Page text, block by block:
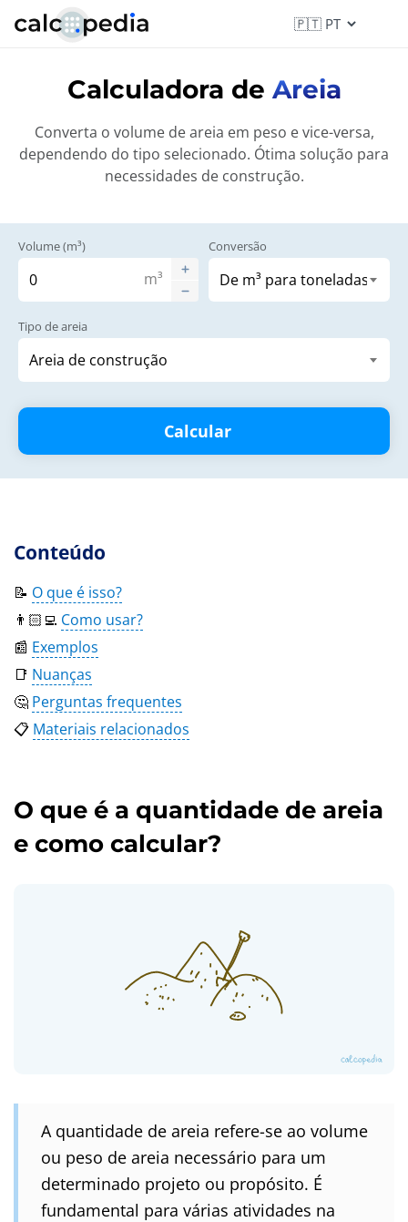
Calculadora de Areia
Converta o volume de areia em peso e vice-versa,
dependendo do tipo selecionado. Ótima solução para
necessidades de construção.
Volume (m³)
m³
Conversão
Tipo de areia
Calcular
Conteúdo
📝 O que é isso?
👨🏻‍💻 Como usar?
📰 Exemplos
📑 Nuanças
🤔 Perguntas frequentes
📋 Materiais relacionados
O que é a quantidade de areia
e como calcular?
A quantidade de areia refere-se ao volume
ou peso de areia necessário para um
determinado projeto ou propósito. É
fundamental para várias atividades na